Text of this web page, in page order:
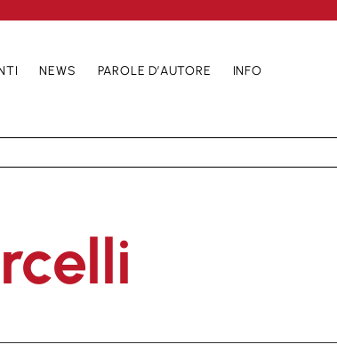
NEWS PAROLE D’AUTORE INFO